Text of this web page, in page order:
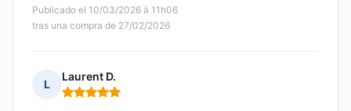
Publicado el 10/03/2026 à 11h06
tras una compra de 27/02/2026
L
Laurent D.
Nota: 5 de 5